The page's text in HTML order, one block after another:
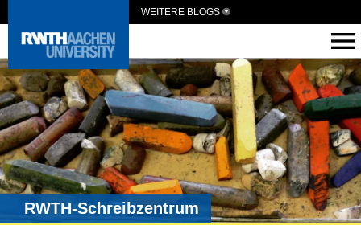
WEITERE BLOGS
RWTH-Schreibzentrum